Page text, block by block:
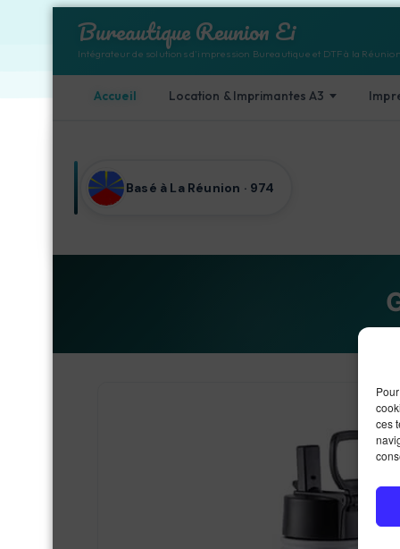
ces
Bureautique Reunion Ei
Intégrateur de solutions d'impression Bureautique et DTF à la Réunion
Accueil Location & Imprimantes A3
Basé à La Réunion · 974